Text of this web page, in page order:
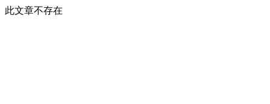
此文章不存在